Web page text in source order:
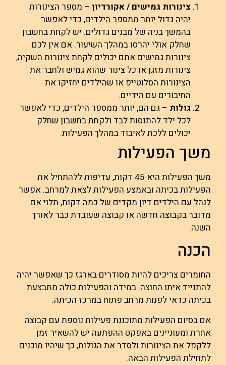
צינורות גמישים / אקורדיון – מספר הצינורות
יהיה גדול יותר ממספר הילדים, כדי לאפשר
בהמשך בניה של מבנים גדולים. יש לקחת בחשבון
שחלק אולי יהרסו במהלך השיעור. אם אין לכם
צינורות גמישים אתם יכולים לקחת צינורות השקיה,
צינורות מזגן או כל צינור שהוא גמיש ולחבר את
הצינורות הסלוטייפ או שהילדים יחזיקו את
החיבורים עם הידיים.
גולות – גם הם, יותר ממספר הילדים, כדי לאפשר
לכל ילד להתנסות לבד ולקחת בחשבון שחלק
יכולים ללכת לאיבוד במהלך הפעילות.
משך הפעילות
משך הפעילות היא 45 דקות, עדיפות ללהתחיל את
הפעילות בכיתה ובאמצע הפעילות לצאת למרחב. אפשר
לנהל עם הילדים דיון מקדים של כמה דקות, תלוי אם
מדובר בקבוצה חדשה או קבוצה שעובדת כבר לאורך
השנה.
הכנה
החומרים צריכים להיות מסודרים בארגז כך שאפשר יהיה
להתנייד איתו החוצה. במידה והפעילות כולה מתבצעת
בכיתה כדאי לפנות מרחב פתוח במרכז הכיתה.
אם בסיום הפעילות מתוכננת פעילות נוספת עם קבוצה
אחרת ומעוניינים באפקט ההפתעה יש להשאיר זמן
ללקפל את הצינורות ולסדר את הגולות, כך שיהיו מוכנים
לתחילת הפעילות הבאה.